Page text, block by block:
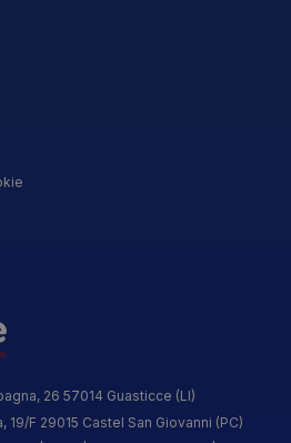
26 57014 Guasticce (LI)
F 29015 Castel San Giovanni (PC)